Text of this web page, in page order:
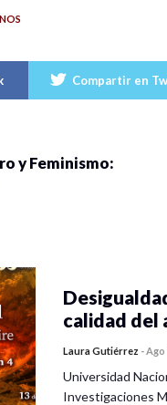
Compartir en
y Feminismo:
calidad del
Laura Gutiérrez -Ago
Universidad
Investigaciones